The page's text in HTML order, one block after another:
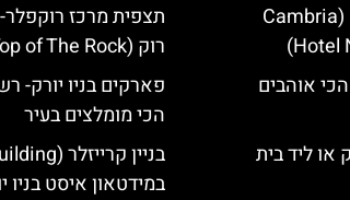
מלון קאמבריה ניו יורק (Cambria
Hotel
אוהבים
או ליד בית
תצפית מרכז
רוק (Top of The Rock)
פארקים בניו יורק-
הכי מומלצים בעיר
במידטאון איסט בניו